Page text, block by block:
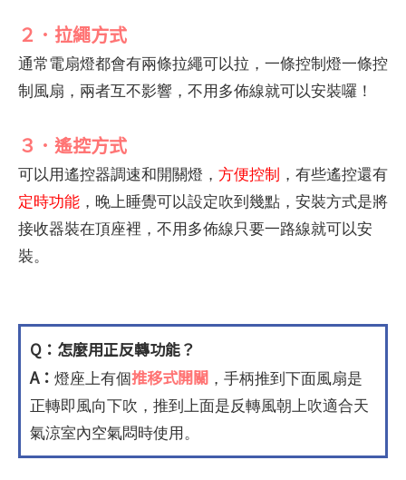
２．拉繩方式
通常電扇燈都會有兩條拉繩可以拉，一條控制燈一條控
制風扇，兩者互不影響，不用多佈線就可以安裝囉！
３．遙控方式
可以用遙控器調速和開關燈， 方便控制 ，有些遙控還有
定時功能 ，晚上睡覺可以設定吹到幾點，安裝方式是將
接收器裝在頂座裡，不用多佈線只要一路線就可以安
裝。
Q：怎麼用正反轉功能？
A： 燈座上有個推移式開關 ，手柄推到下面風扇是
正轉即風向下吹，推到上面是反轉風朝上吹適合天
氣涼室內空氣悶時使用。